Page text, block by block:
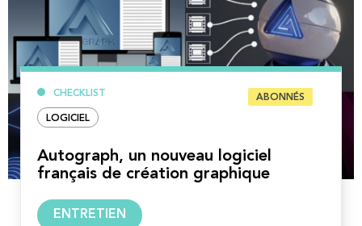
CHECKLIST ABONNÉS
LOGICIEL
Autograph, un nouveau logiciel
français de création graphique
ENTRETIEN